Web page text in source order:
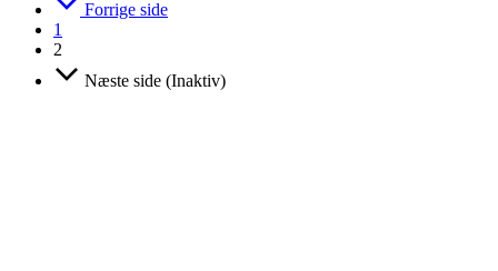
Forrige side
1
2
Næste side (Inaktiv)